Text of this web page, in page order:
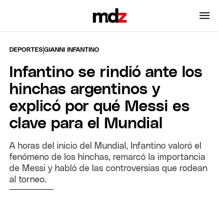
DEPORTES |GIANNI INFANTINO
Infantino se rindió ante los
hinchas argentinos y
explicó por qué Messi es
clave para el Mundial
A horas del inicio del Mundial, Infantino valoró el
fenómeno de los hinchas, remarcó la importancia
de Messi y habló de las controversias que rodean
al torneo.